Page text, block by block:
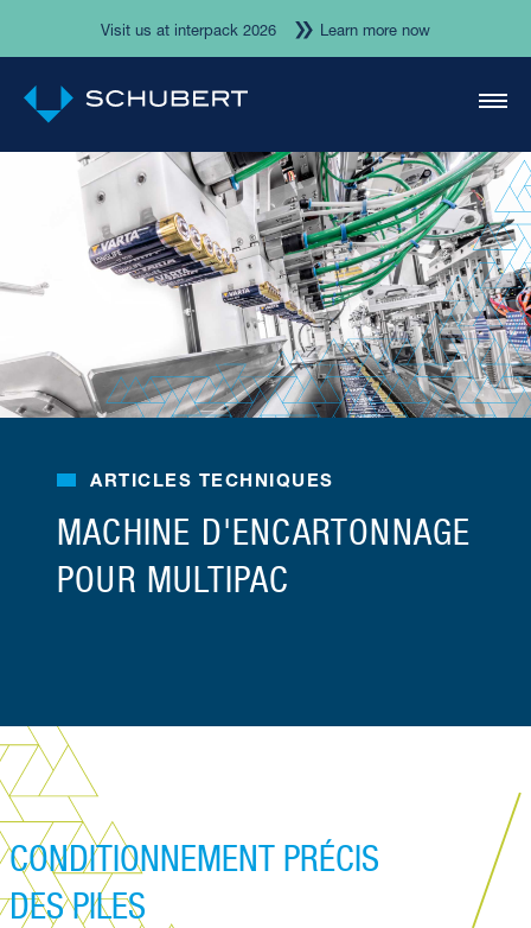
Visit us at interpack 2026 Learn more now
ARTICLES TECHNIQUES
MACHINE D'ENCARTONNAGE
POUR MULTIPAC
CONDITIONNEMENT PRÉCIS
DES PILES